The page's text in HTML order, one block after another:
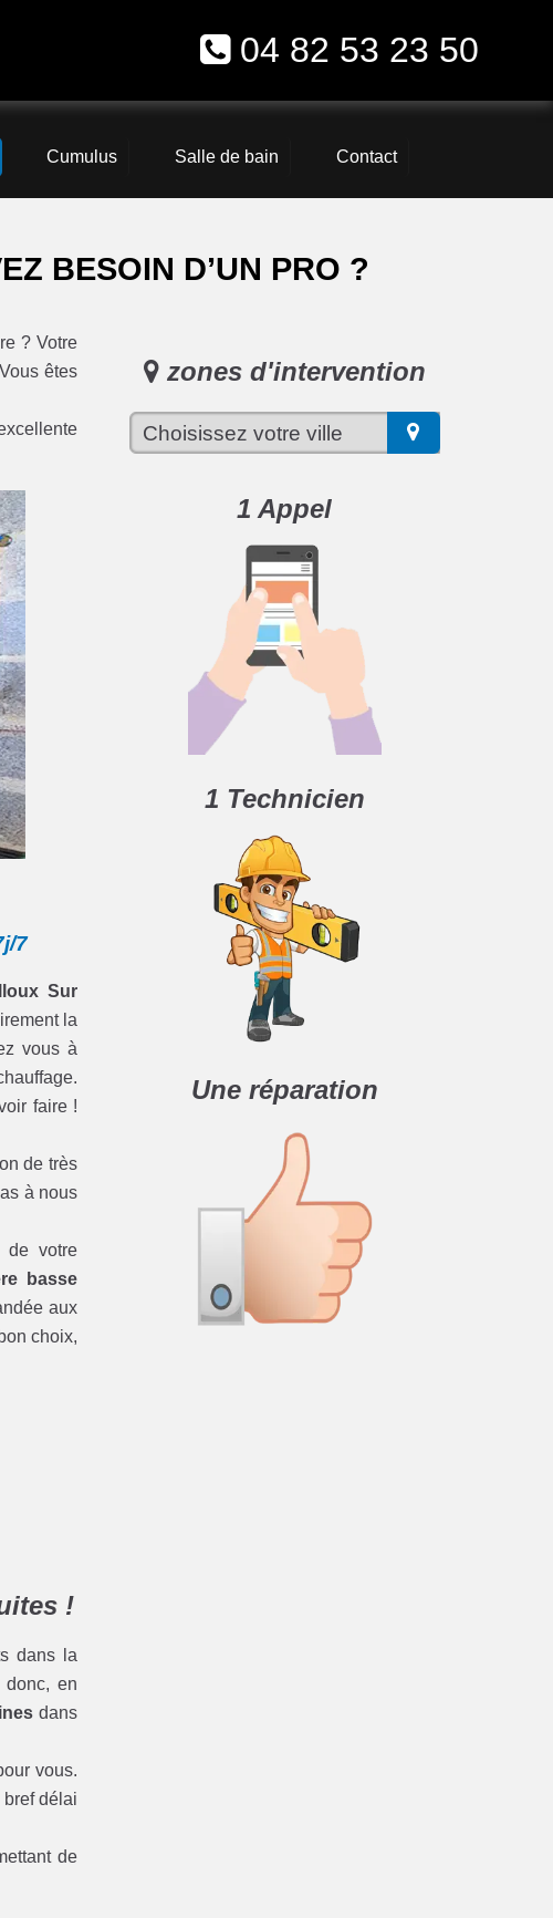
04 82 53 23 50
Cumulus Salle de bain Contact
BESOIN D’UN PRO ?
? Votre
êtes
7
Sur
la
vous à
faire !
de très
à nous
de votre
basse
aux
choix,
!
dans la
donc, en
dans
vous.
bref délai
de
zones d'intervention
1 Appel
1 Technicien
Une réparation